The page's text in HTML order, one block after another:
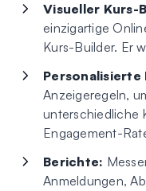
Visueller Kurs-
einzigartige
Kurs-Builder. Er
Personalisierte
Anzeigeregeln,
unterschiedliche
Engagement-
Berichte:
Anmeldungen,